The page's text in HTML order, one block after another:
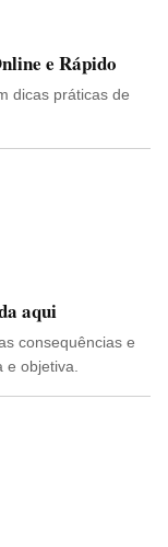
e Rápido
dicas práticas de
aqui
consequências e
objetiva.